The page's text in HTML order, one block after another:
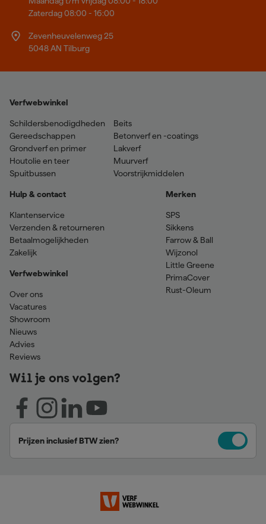
Zaterdag 08:00 - 16:00
Zevenheuvelenweg 25
5048 AN Tilburg
Verfwebwinkel
Schildersbenodigdheden
Gereedschappen
Grondverf en primer
Houtolie en teer
Spuitbussen
Beits
Betonverf en -coatings
Lakverf
Muurverf
Voorstrijkmiddelen
Hulp & contact
Klantenservice
Verzenden & retourneren
Betaalmogelijkheden
Zakelijk
Verfwebwinkel
Over ons
Vacatures
Showroom
Nieuws
Advies
Reviews
Merken
SPS
Sikkens
Farrow & Ball
Wijzonol
Little Greene
PrimaCover
Rust-Oleum
Wil je ons volgen?
Prijzen inclusief BTW zien?